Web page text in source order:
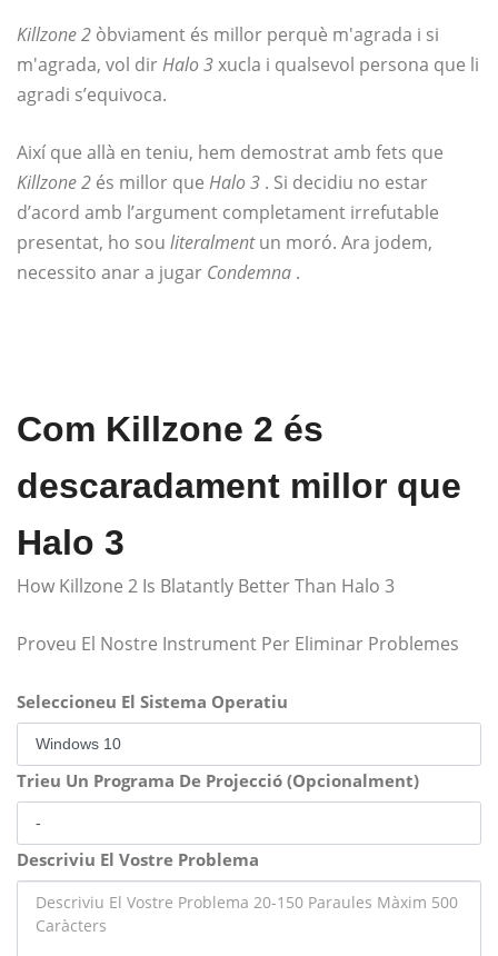
Killzone 2 òbviament és millor perquè m'agrada i si
m'agrada, vol dirHalo 3xucla i qualsevol persona que li
agradi s’equivoca.
Així que allà en teniu, hem demostrat amb fets que
Killzone 2 és millor que Halo 3 . Si decidiu no estar
d’acord amb l’argument completament irrefutable
presentat, ho sou literalmentun moró. Ara jodem,
necessito anar a jugar Condemna .
Com Killzone 2 és
descaradament millor que
Halo 3
How Killzone 2 Is Blatantly Better Than Halo 3
Proveu El Nostre Instrument Per Eliminar Problemes
Seleccioneu El Sistema Operatiu
Trieu Un Programa De Projecció (Opcionalment)
Descriviu El Vostre Problema